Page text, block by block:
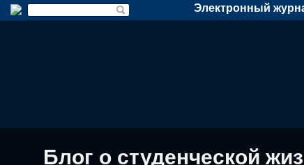
Электронный
Блог о студенческой